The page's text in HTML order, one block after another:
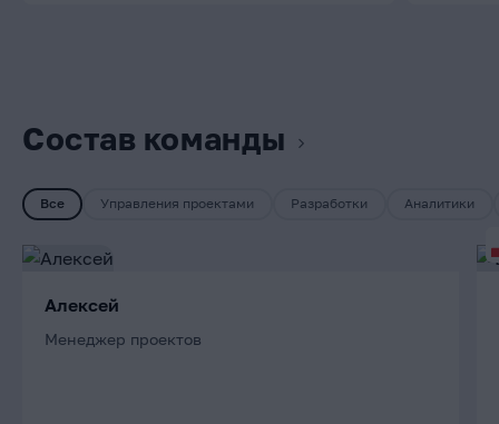
Состав команды
Все Управления проектами Разработки Аналитики
Алексей
Менеджер проектов